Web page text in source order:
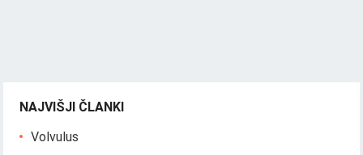
NAJVIŠJI ČLANKI
Volvulus